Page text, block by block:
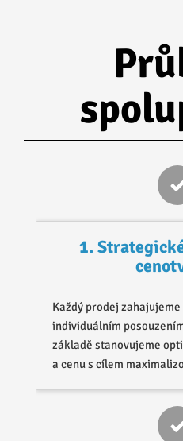
1.
Každý prodej
individuálním
základě stanovujeme
a cenu s cílem